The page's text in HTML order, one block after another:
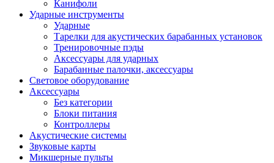
Канифоли
Ударные инструменты
Ударные
Тарелки для акустических барабанных установок
Тренировочные пэды
Аксессуары для ударных
Барабанные палочки, аксессуары
Световое оборудование
Аксессуары
Без категории
Блоки питания
Контроллеры
Акустические системы
Звуковые карты
Микшерные пульты